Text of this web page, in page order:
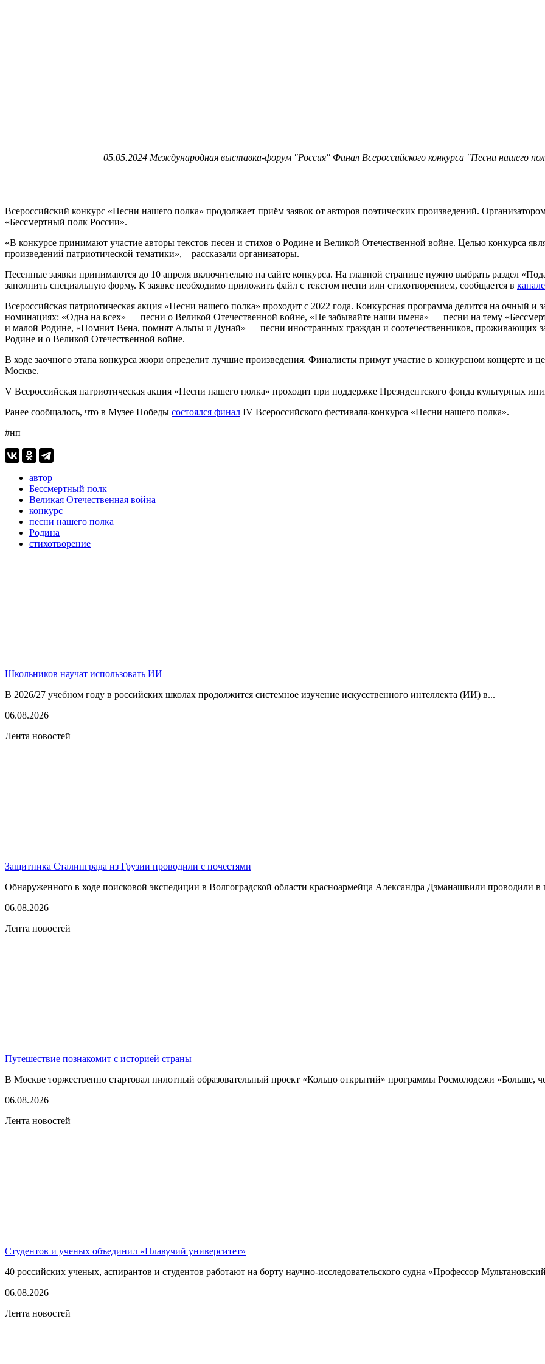
05.05.2024 Международная выставка-форум "Россия" Финал Всероссийского конкурса "Песни нашего
Всероссийский конкурс «Песни нашего полка» продолжает приём заявок от авторов поэтических произведений.
«Бессмертный полк России».
«В конкурсе принимают участие авторы текстов песен и стихов о Родине и Великой Отечественной войне. Целью конкурса
произведений патриотической тематики», – рассказали организаторы.
Песенные заявки принимаются до 10 апреля включительно на сайте конкурса. На главной странице нужно выбрать раздел
заполнить специальную форму. К заявке необходимо приложить файл с текстом песни или стихотворением, сообщается в канале
Всероссийская патриотическая акция «Песни нашего полка» проходит с 2022 года. Конкурсная программа делится на очный и
номинациях: «Одна на всех» — песни о Великой Отечественной войне, «Не забывайте наши имена» — песни на тему
и малой Родине, «Помнит Вена, помнят Альпы и Дунай» — песни иностранных граждан и соотечественников, проживающих
Родине и о Великой Отечественной войне.
В ходе заочного этапа конкурса жюри определит лучшие произведения. Финалисты примут участие в конкурсном концерте и
Москве.
V Всероссийская патриотическая акция «Песни нашего полка» проходит при поддержке Президентского фонда культурных
Ранее сообщалось, что в Музее Победы состоялся финал IV Всероссийского фестиваля-конкурса «Песни нашего полка».
#нп
автор
Бессмертный полк
Великая Отечественная война
конкурс
песни нашего полка
Родина
стихотворение
Школьников научат использовать ИИ
В 2026/27 учебном году в российских школах продолжится системное изучение искусственного интеллекта (ИИ) в...
06.08.2026
Лента новостей
Защитника Сталинграда из Грузии проводили с почестями
Обнаруженного в ходе поисковой экспедиции в Волгоградской области красноармейца Александра Дзманашвили проводили в
06.08.2026
Лента новостей
Путешествие познакомит с историей страны
В Москве торжественно стартовал пилотный образовательный проект «Кольцо открытий» программы Росмолодежи «Больше,
06.08.2026
Лента новостей
Студентов и ученых объединил «Плавучий университет»
40 российских ученых, аспирантов и студентов работают на борту научно-исследовательского судна «Профессор
06.08.2026
Лента новостей